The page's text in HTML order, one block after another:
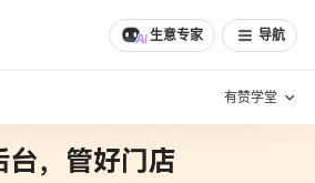
生意专家 导航
有赞学堂